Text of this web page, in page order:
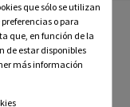
que sólo se utilizan
o para
que, en función de la
de estar disponibles
más información
para